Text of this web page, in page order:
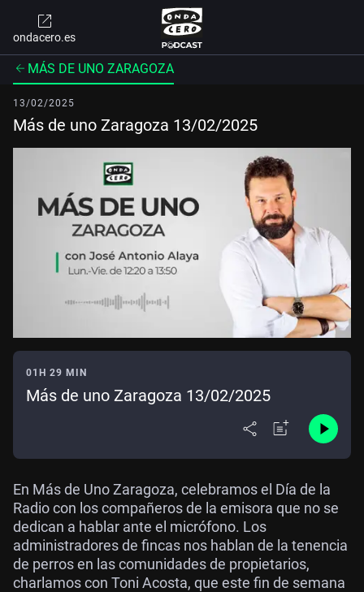
ondacero.es
MÁS DE UNO ZARAGOZA
13/02/2025
Más de uno Zaragoza 13/02/2025
01H 29 MIN
Más de uno Zaragoza 13/02/2025
En Más de Uno Zaragoza, celebramos el Día de la
Radio con los compañeros de la emisora que no se
dedican a hablar ante el micrófono. Los
administradores de fincas nos hablan de la tenencia
de perros en las comunidades de propietarios,
charlamos con Toni Acosta, que este fin de semana